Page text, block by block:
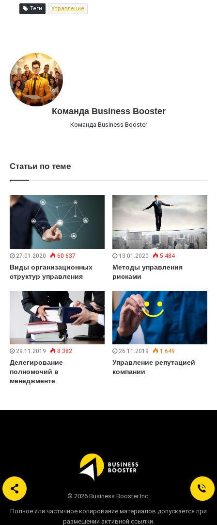
Теги Управление
Команда Business Booster
Команда Business Booster
Статьи по теме
27.01.2020 60 637
Виды организационных
структур управления
13.01.2020 5 484
Методы управления
рисками
29.11.2019 8 382
Делегирование
полномочий в
менеджменте
26.11.2019 1 649
Управление репутацией
компании
© 2026 Business Booster Inc.
Полное или частичное копирование материалов допускается при
размещении активной ссылки.